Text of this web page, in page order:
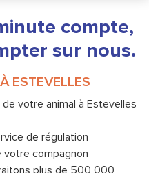
compte,
sur nous.
ESTEVELLES
votre animal à Estevelles
de régulation
votre compagnon